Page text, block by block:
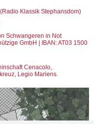
Klassik Stephansdom)
Schwangeren in Not
GmbH | IBAN: AT03 1500
Cenacolo,
Legio Mariens.